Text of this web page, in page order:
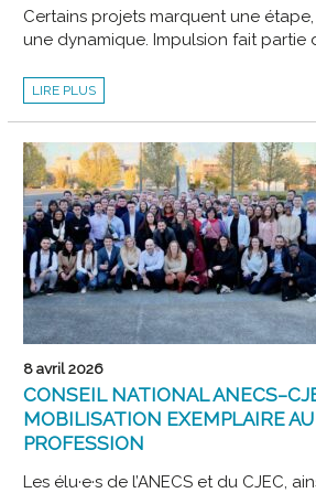
Certains projets marquent une
une dynamique. Impulsion fait partie
IMPULSION
2
DU
À
L’ACTION,
LE
MANAGEMENT
COMME
LEVIER
DE
TRANSFORMATION
LIRE PLUS
8 avril 2026
CONSEIL NATIONAL
MOBILISATION EXEMPLAIRE
PROFESSION
Les élu·e·s de l’ANECS et du CJEC,